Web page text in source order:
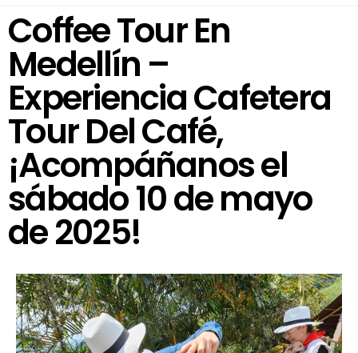
Coffee Tour En
Medellín –
Experiencia Cafetera
Tour Del Café,
¡Acompáñanos el
sábado 10 de mayo
de 2025!